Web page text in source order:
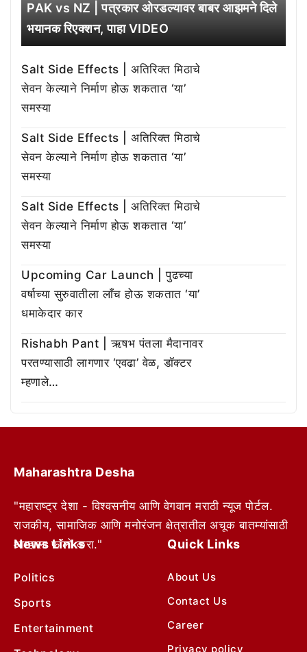
PAK vs NZ | पत्रकार ओरडल्यावर बाबर आझमने दिले
भयानक रिएक्शन, पाहा VIDEO
Salt Side Effects | अतिरिक्त मिठाचे
सेवन केल्याने निर्माण होऊ शकतात ‘या’
समस्या
Salt Side Effects | अतिरिक्त मिठाचे
सेवन केल्याने निर्माण होऊ शकतात ‘या’
समस्या
Salt Side Effects | अतिरिक्त मिठाचे
सेवन केल्याने निर्माण होऊ शकतात ‘या’
समस्या
Upcoming Car Launch | पुढच्या
वर्षाच्या सुरुवातीला लाँच होऊ शकतात ‘या’
धमाकेदार कार
Rishabh Pant | ऋषभ पंतला मैदानावर
परतण्यासाठी लागणार ‘एवढा’ वेळ, डॉक्टर
म्हणाले…
Maharashtra Desha
"महाराष्ट्र देशा - विश्वसनीय आणि वेगवान मराठी न्यूज पोर्टल.
राजकीय, सामाजिक आणि मनोरंजन क्षेत्रातील अचूक बातम्यांसाठी
आम्हाला फॉलो करा."
News Links
Politics
Sports
Entertainment
Quick Links
About Us
Contact Us
Career
Privacy policy